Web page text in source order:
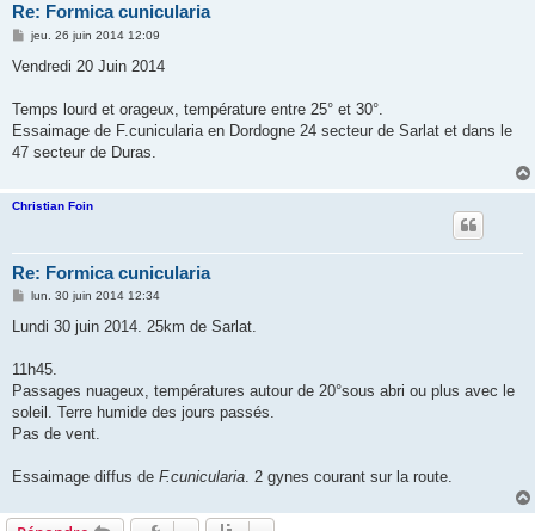
Re: Formica cunicularia
M
s
g
jeu. 26 juin 2014 12:09
Vendredi 20 Juin 2014
Temps lourd et orageux, température entre 25° et 30°.
Essaimage de F.cunicularia en Dordogne 24 secteur de Sarlat et dans le
47 secteur de Duras.
Christian Foin
Re: Formica cunicularia
M
s
g
lun. 30 juin 2014 12:34
Lundi 30 juin 2014. 25km de Sarlat.
11h45.
Passages nuageux, températures autour de 20°sous abri ou plus avec le
soleil. Terre humide des jours passés.
Pas de vent.
Essaimage diffus de F.cunicularia. 2 gynes courant sur la route.